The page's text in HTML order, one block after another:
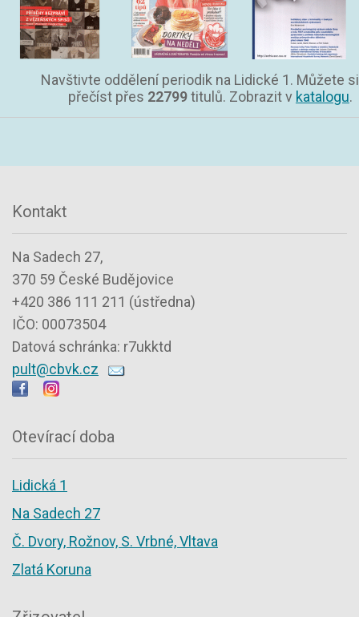
Navštivte oddělení periodik na Lidické 1. Můžete si
přečíst přes 22799titulů. Zobrazit v katalogu.
Kontakt
Na Sadech 27,
370 59 České Budějovice
+420 386 111 211 (ústředna)
IČO: 00073504
Datová schránka: r7ukktd
pult@cbvk.cz
Otevírací doba
Lidická 1
Na Sadech 27
Č. Dvory, Rožnov, S. Vrbné, Vltava
Zlatá Koruna